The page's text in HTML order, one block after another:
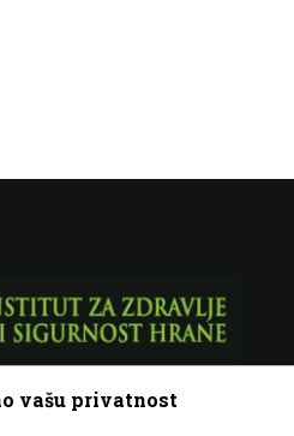
br. 2, 72000 Zenica, BiH
vašu privatnost